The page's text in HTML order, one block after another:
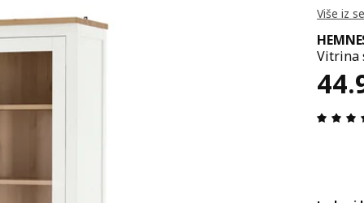
Više iz
Vitrina